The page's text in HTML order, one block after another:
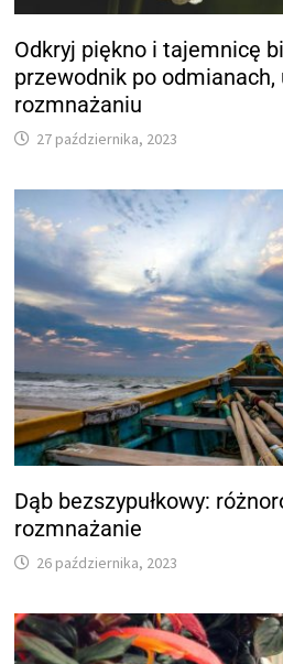
Odkryj piękno i tajemnicę
przewodnik po odmianach,
rozmnażaniu
27 października, 2023
Dąb bezszypułkowy:
rozmnażanie
26 października, 2023